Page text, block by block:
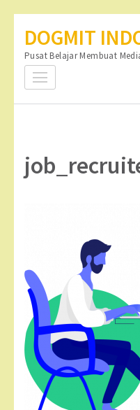
konten
(Tekan
DOGMIT
Pusat Belajar Membuat